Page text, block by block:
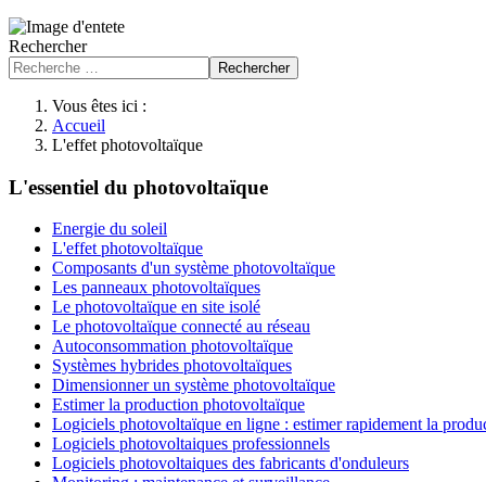
Rechercher
Rechercher
Vous êtes ici :
Accueil
L'effet photovoltaïque
L'essentiel du photovoltaïque
Energie du soleil
L'effet photovoltaïque
Composants d'un système photovoltaïque
Les panneaux photovoltaïques
Le photovoltaïque en site isolé
Le photovoltaïque connecté au réseau
Autoconsommation photovoltaïque
Systèmes hybrides photovoltaïques
Dimensionner un système photovoltaïque
Estimer la production photovoltaïque
Logiciels photovoltaïque en ligne : estimer rapidement la
Logiciels photovoltaiques professionnels
Logiciels photovoltaiques des fabricants d'onduleurs